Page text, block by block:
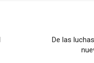
De las